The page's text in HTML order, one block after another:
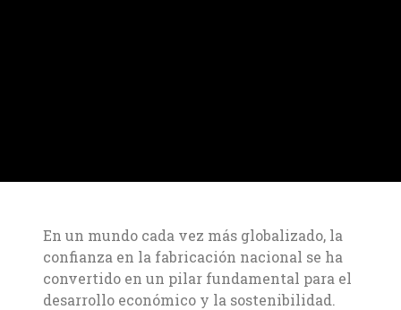
En un mundo cada vez más globalizado, la
confianza en la fabricación nacional se ha
convertido en un pilar fundamental para el
desarrollo económico y la sostenibilidad.